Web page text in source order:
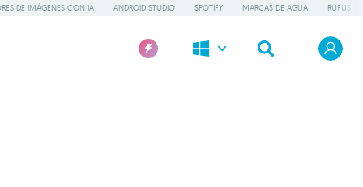
DE IMÁGENES CON IA ANDROID STUDIO SPOTIFY MARCAS DE AGUA RUFUS